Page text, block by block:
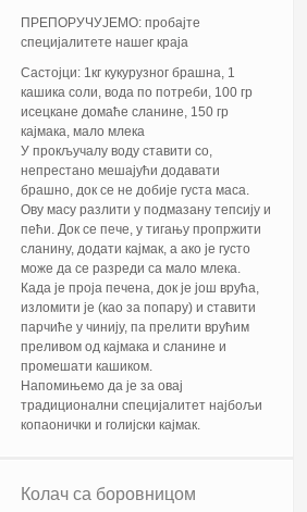
ПРЕПОРУЧУЈЕМО: пробајте
специјалитете нашег краја
Састојци: 1кг кукурузног брашна, 1
кашика соли, вода по потреби, 100 гр
исецкане домаће сланине, 150 гр
кајмака, мало млека
У прокључалу воду ставити со,
непрестано мешајући додавати
брашно, док се не добије густа маса.
Ову масу разлити у подмазану тепсију и
пећи. Док се пече, у тигању пропржити
сланину, додати кајмак, а ако је густо
може да се разреди са мало млека.
Када је проја печена, док је још врућа,
изломити је (као за попару) и ставити
парчиће у чинију, па прелити врућим
преливом од кајмака и сланине и
промешати кашиком.
Напомињемо да је за овај
традиционални специјалитет најбољи
копаонички и голијски кајмак.
Колач са боровницом